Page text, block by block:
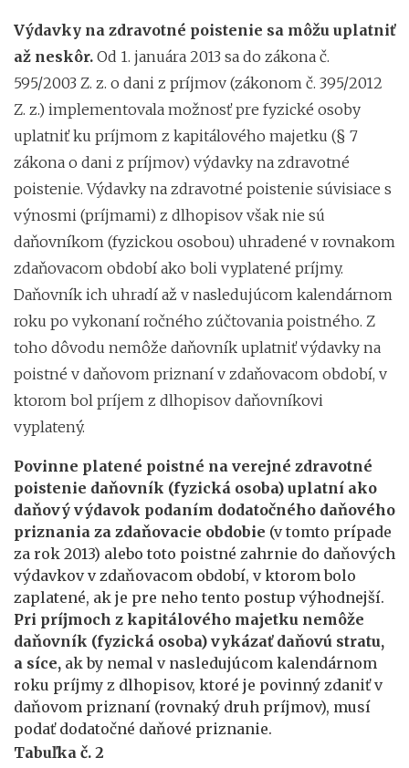
Výdavky na zdravotné poistenie sa môžu uplatniť
až neskôr. Od 1. januára 2013 sa do zákona č.
595/2003 Z. z. o dani z príjmov (zákonom č. 395/2012
Z. z.) implementovala možnosť pre fyzické osoby
uplatniť ku príjmom z kapitálového majetku (§ 7
zákona o dani z príjmov) výdavky na zdravotné
poistenie. Výdavky na zdravotné poistenie súvisiace s
výnosmi (príjmami) z dlhopisov však nie sú
daňovníkom (fyzickou osobou) uhradené v rovnakom
zdaňovacom období ako boli vyplatené príjmy.
Daňovník ich uhradí až v nasledujúcom kalendárnom
roku po vykonaní ročného zúčtovania poistného. Z
toho dôvodu nemôže daňovník uplatniť výdavky na
poistné v daňovom priznaní v zdaňovacom období, v
ktorom bol príjem z dlhopisov daňovníkovi
vyplatený.
Povinne platené poistné na verejné zdravotné
poistenie daňovník (fyzická osoba) uplatní ako
daňový výdavok podaním dodatočného daňového
priznania za zdaňovacie obdobie (v tomto prípade
za rok 2013) alebo toto poistné zahrnie do daňových
výdavkov v zdaňovacom období, v ktorom bolo
zaplatené, ak je pre neho tento postup výhodnejší.
Pri príjmoch z kapitálového majetku nemôže
daňovník (fyzická osoba) vykázať daňovú stratu,
a síce, ak by nemal v nasledujúcom kalendárnom
roku príjmy z dlhopisov, ktoré je povinný zdaniť v
daňovom priznaní (rovnaký druh príjmov), musí
podať dodatočné daňové priznanie.
Tabuľka č. 2